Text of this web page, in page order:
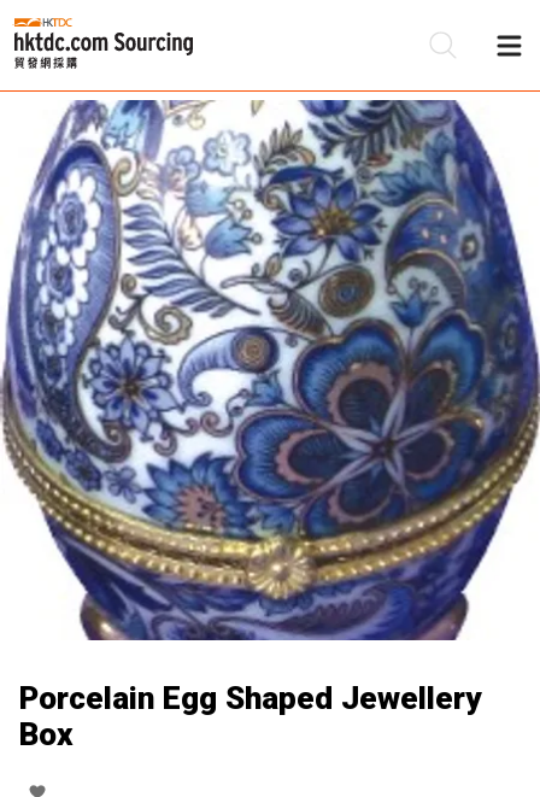
Porcelain Egg Shaped Jewellery
Box